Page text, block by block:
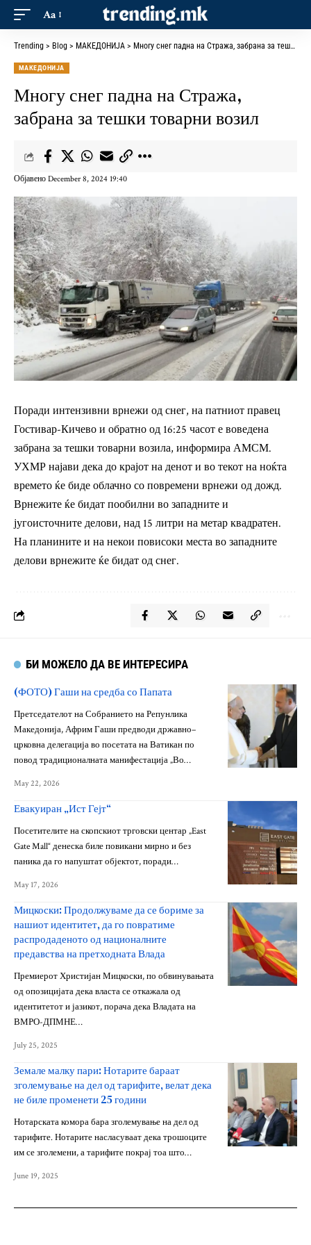
Aa
Trending > Blog > МАКЕДОНИЈА > Многу снег падна на Стража, забрана за тешки товарни возил
МАКЕДОНИЈА
Многу снег падна на Стража,
забрана за тешки товарни возил
Објавено December 8, 2024 19:40
Поради интензивни врнежи од снег, на патниот правец
Гостивар-Кичево и обратно од 16:25 часот е воведена
забрана за тешки товарни возила, информира АМСМ.
УХМР најави дека до крајот на денот и во текот на ноќта
времето ќе биде облачно со повремени врнежи од дожд.
Врнежите ќе бидат пообилни во западните и
југоисточните делови, над 15 литри на метар квадратен.
На планините и на некои повисоки места во западните
делови врнежите ќе бидат од снег.
БИ МОЖЕЛО ДА ВЕ ИНТЕРЕСИРА
(ФОТО) Гаши на средба со Папата
Претседателот на Собранието на Репунлика
Македонија, Африм Гаши предводи државно–
црковна делегација во посетата на Ватикан по
повод традиционалната манифестација „Во…
May 22, 2026
Евакуиран „Ист Гејт“
Посетителите на скопскиот трговски центар „East
Gate Mall“ денеска биле повикани мирно и без
паника да го напуштат објектот, поради…
May 17, 2026
Мицкоски: Продолжуваме да се бориме за
нашиот идентитет, да го повратиме
распродаденото од националните
предавства на претходната Влада
Премиерот Христијан Мицкоски, по обвинувањата
од опозицијата дека власта се откажала од
идентитетот и јазикот, порача дека Владата на
ВМРО-ДПМНЕ…
July 25, 2025
Земале малку пари: Нотарите бараат
зголемување на дел од тарифите, велат дека
не биле променети 25 години
Нотарската комора бара зголемување на дел од
тарифите. Нотарите насласуваат дека трошоците
им се зголемени, а тарифите покрај тоа што…
June 19, 2025